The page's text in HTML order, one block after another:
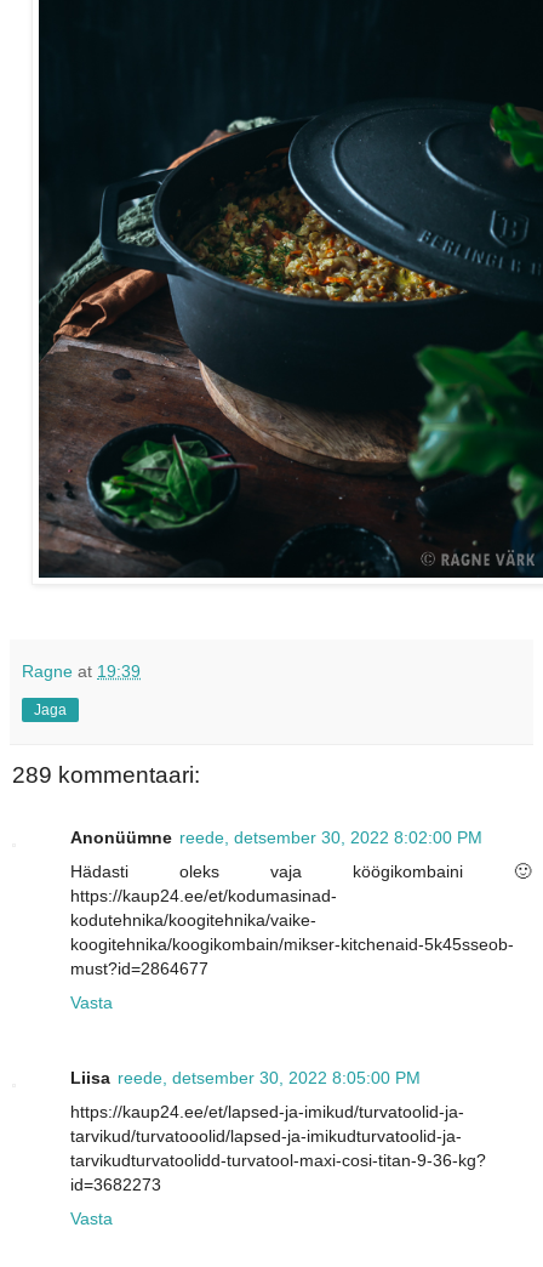
Ragne at 19:39
Jaga
289 kommentaari:
Anonüümne reede, detsember 30, 2022 8:02:00 PM
Hädasti oleks vaja köögikombaini 🙂
https://kaup24.ee/et/kodumasinad-
kodutehnika/koogitehnika/vaike-
koogitehnika/koogikombain/mikser-kitchenaid-5k45sseob-
must?id=2864677
Vasta
Liisa reede, detsember 30, 2022 8:05:00 PM
https://kaup24.ee/et/lapsed-ja-imikud/turvatoolid-ja-
tarvikud/turvatooolid/lapsed-ja-imikudturvatoolid-ja-
tarvikudturvatoolidd-turvatool-maxi-cosi-titan-9-36-kg?
id=3682273
Vasta